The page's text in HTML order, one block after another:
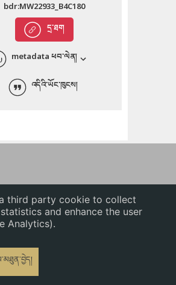
third party cookie to collect
and enhance the user
Analytics).
English
ភាសាខ្មែរ
དྲ་ཐག
bdr:MW22933_B4C180
metadata ཕབ་ལེན།
འདིའི་ཡོང་ཁུངས།